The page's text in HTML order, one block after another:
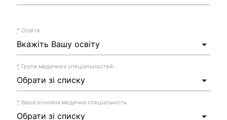
* Освіта
* Група медичних спеціальностей
* Ваша основна медична спеціальність